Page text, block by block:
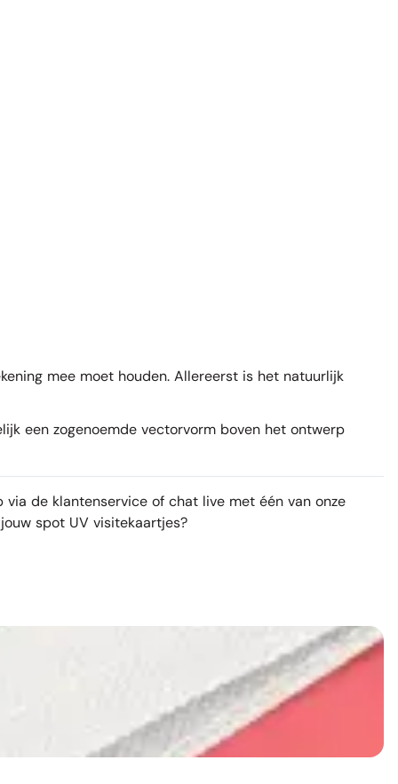
mee moet houden. Allereerst is het natuurlijk
een zogenoemde vectorvorm boven het ontwerp
de klantenservice of chat live met één van onze
spot UV visitekaartjes?